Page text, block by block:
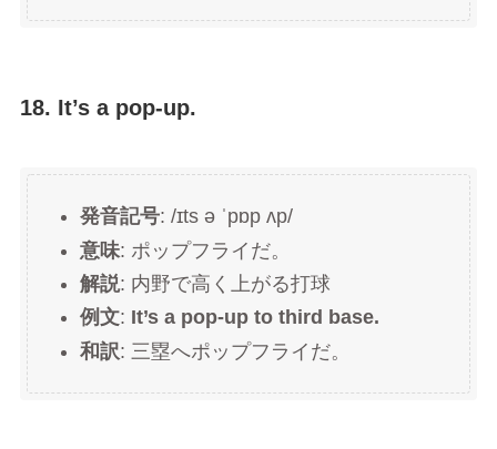
18. It’s a pop-up.
発音記号: /ɪts ə ˈpɒp ʌp/
意味: ポップフライだ。
解説: 内野で高く上がる打球
例文: It’s a pop-up to third base.
和訳: 三塁へポップフライだ。